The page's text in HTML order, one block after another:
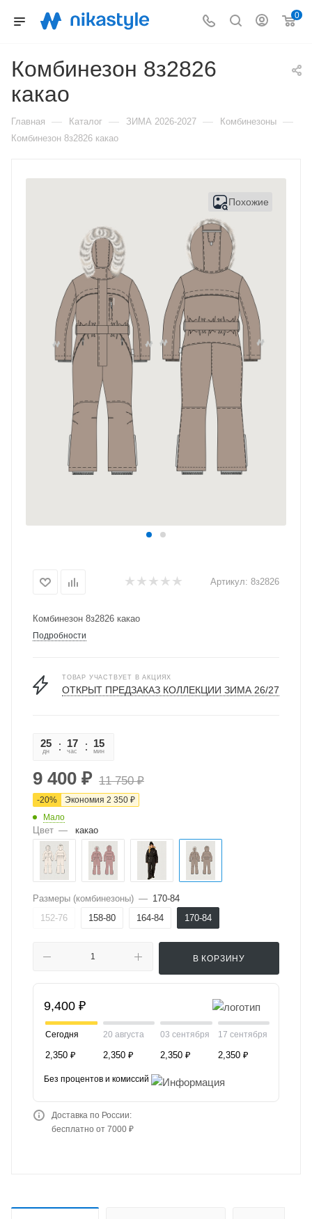
0
Комбинезон 8з2826
какао
Главная — Каталог — ЗИМА 2026-2027 — Комбинезоны —
Комбинезон 8з2826 какао
Похожие
Артикул: 8з2826
Комбинезон 8з2826 какао
Подробности
ТОВАР УЧАСТВУЕТ В АКЦИЯХ
ОТКРЫТ ПРЕДЗАКАЗ КОЛЛЕКЦИИ ЗИМА 26/27
25
дн
17
час
15
мин
9 400 ₽ 11 750₽
-20% Экономия 2 350 ₽
Мало
Цвет — какао
Размеры (комбинезоны) — 170-84
152-76
158-80 164-84 170-84
В КОРЗИНУ
9,400 ₽
Сегодня
2,350 ₽
20 августа
2,350 ₽
03 сентября
2,350 ₽
17 сентября
2,350 ₽
Без процентов и комиссий
Доставка по России:
бесплатно от 7000 ₽